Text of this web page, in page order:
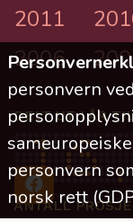
2011
2006
DELT UT I ÅR
ANTALL
personvern
personvern
norsk rett